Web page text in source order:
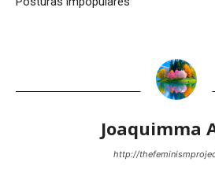
Joaquimma
http://